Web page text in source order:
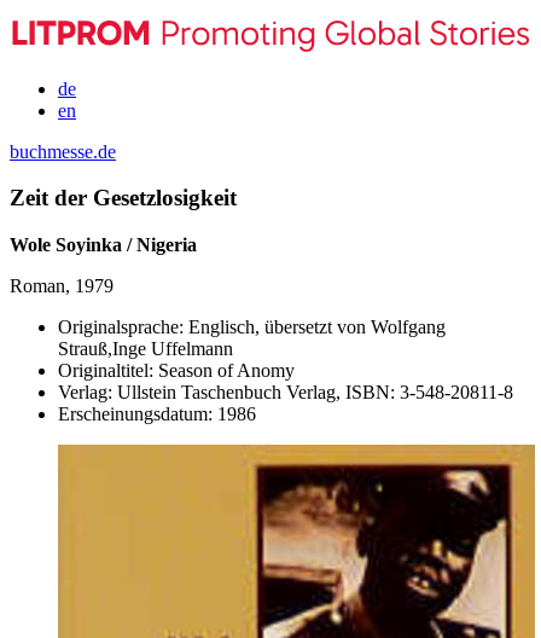
de
en
buchmesse.de
Zeit der Gesetzlosigkeit
Wole Soyinka / Nigeria
Roman, 1979
Originalsprache: Englisch, übersetzt von Wolfgang
Strauß,Inge Uffelmann
Originaltitel: Season of Anomy
Verlag: Ullstein Taschenbuch Verlag, ISBN: 3-548-20811-8
Erscheinungsdatum: 1986